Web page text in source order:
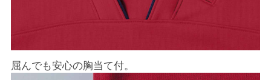
屈んでも安心の胸当て付。